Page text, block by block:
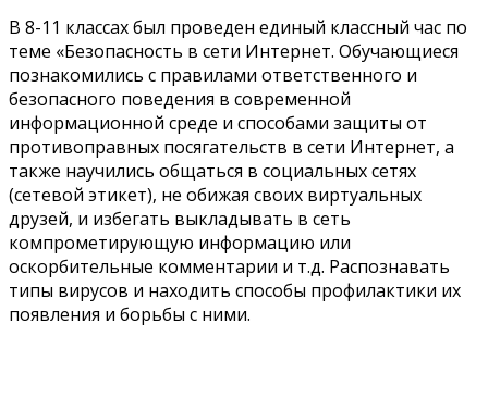
В 8-11 классах был проведен единый классный час по
теме «Безопасность в сети Интернет. Обучающиеся
познакомились с правилами ответственного и
безопасного поведения в современной
информационной среде и способами защиты от
противоправных посягательств в сети Интернет, а
также научились общаться в социальных сетях
(сетевой этикет), не обижая своих виртуальных
друзей, и избегать выкладывать в сеть
компрометирующую информацию или
оскорбительные комментарии и т.д. Распознавать
типы вирусов и находить способы профилактики их
появления и борьбы с ними.